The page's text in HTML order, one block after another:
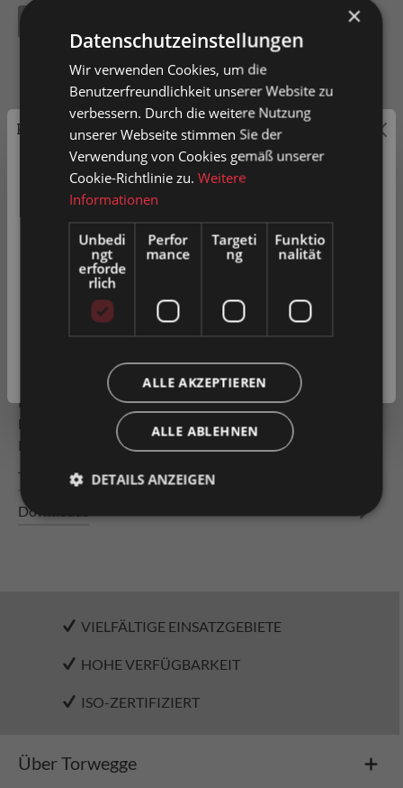
In den Warenkorb
Artikel-Nr.0026958
Zum Merkzettel hinzufügen
Kugelrolle verzinktes Stahlblechgehäuse mit Stahlkugel
Einbau über den integrierten Befestigungsclip
Kugelrollen sind so g…
Technische Daten
Downloads
VIELFÄLTIGE EINSATZGEBIETE
HOHE VERFÜGBARKEIT
ISO-ZERTIFIZIERT
Über Torwegge
Preisauszeichnung
Privatkunden können Preise mit MwSt. (brutto) und
Geschäftskunden Preise ohne MwSt. (netto) angezeigt
werden.
Bitte wählen Sie Ihre bevorzugte Einstellung:
Privatkunde
Geschäftskunde( exkl. MwSt. )
×
Datenschutzeinstellungen
Wir verwenden Cookies, um die
Benutzerfreundlichkeit unserer Website zu
verbessern. Durch die weitere Nutzung
unserer Webseite stimmen Sie der
Verwendung von Cookies gemäß unserer
Cookie-Richtlinie zu.Weitere
Informationen
Unbedi
ngt
erforde
rlich
Perfor
mance
Targeti
ng
Funktio
nalität
ALLE AKZEPTIEREN
ALLE ABLEHNEN
DETAILS ANZEIGEN